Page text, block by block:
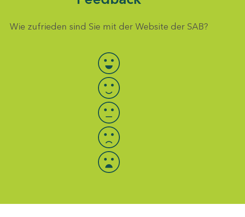
Wie zufrieden sind Sie mit der Website der SAB?
Bewertung auswählen